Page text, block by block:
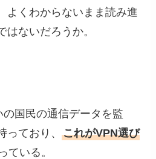
よくわからないまま読み進
はないだろうか。
国民の通信データを監
っており、これがVPN選び
ている。